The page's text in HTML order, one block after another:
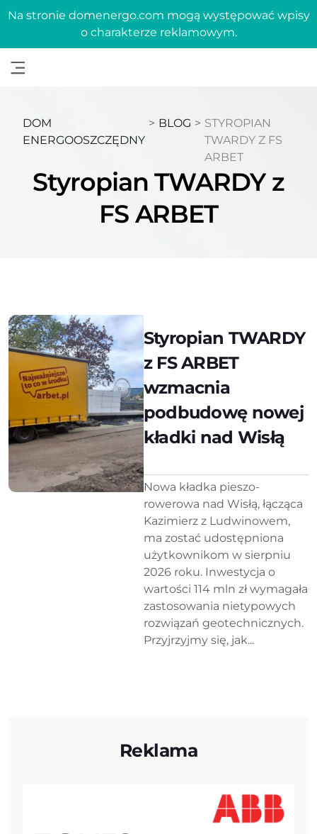
Na stronie domenergo.com mogą występować wpisy
o charakterze reklamowym.
DOM
ENERGOOSZCZĘDNY
> BLOG > STYROPIAN
TWARDY Z FS
ARBET
Styropian TWARDY z
FS ARBET
Styropian TWARDY
z FS ARBET
wzmacnia
podbudowę nowej
kładki nad Wisłą
Nowa kładka pieszo-
rowerowa nad Wisłą, łącząca
Kazimierz z Ludwinowem,
ma zostać udostępniona
użytkownikom w sierpniu
2026 roku. Inwestycja o
wartości 114 mln zł wymagała
zastosowania nietypowych
rozwiązań geotechnicznych.
Przyjrzyjmy się, jak...
Reklama